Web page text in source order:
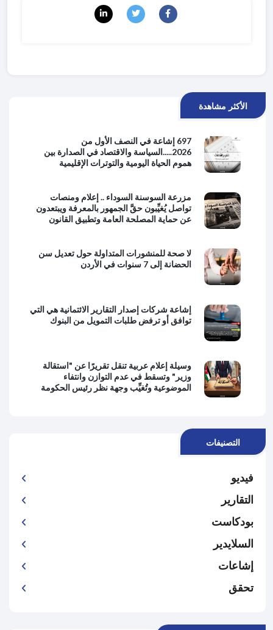
الأكثر مشاهدة
697 إشاعة في النصف الأول من
2026.....السياسة والاقتصاد في الصدارة بين
هموم الحياة اليومية والتوترات الإقليمية
مزرعة السوسنة السوداء .. إعلام ومنصات
تواصل يُغيِّبون حقَّ الجمهور بالمعرفة ويبتعدون
عن حماية المصلحة العامة وتطبيق القانون
لا صحة للمنشورات المتداولة حول تعديل سن
الحضانة إلى 7 سنوات في الأردن
إشاعة شركات إصدار التقارير الائتمانية هي التي
توافق أو ترفض طلبات التمويل من البنوك
وسيلة إعلام عربية تنقل تقريرًا عن "استقالة
وزير" وتسقط في عدم التوازن وانتفاء
الموضوعية وتُغيِّب وجهة نظر رئيس الحكومة
التصنيفات
فيديو
التقارير
بودكاست
السلايدير
إشاعات
تحقق